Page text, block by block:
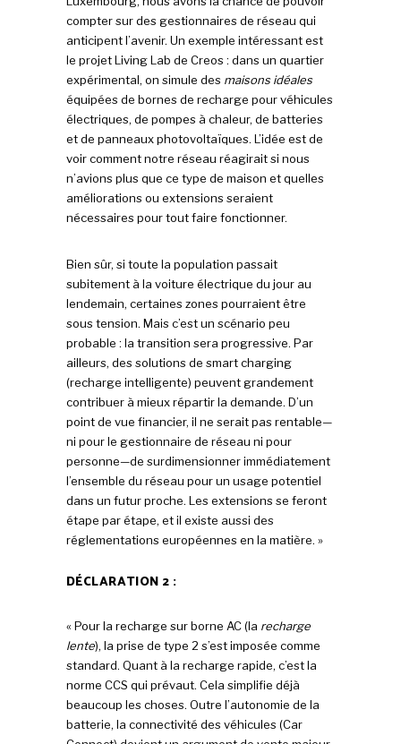
compter sur des gestionnaires de réseau qui
anticipent l’avenir. Un exemple intéressant est
le projet Living Lab de Creos : dans un quartier
expérimental, on simule des maisons idéales
équipées de bornes de recharge pour véhicules
électriques, de pompes à chaleur, de batteries
et de panneaux photovoltaïques. L’idée est de
voir comment notre réseau réagirait si nous
n’avions plus que ce type de maison et quelles
améliorations ou extensions seraient
nécessaires pour tout faire fonctionner.
Bien sûr, si toute la population passait
subitement à la voiture électrique du jour au
lendemain, certaines zones pourraient être
sous tension. Mais c’est un scénario peu
probable : la transition sera progressive. Par
ailleurs, des solutions de smart charging
(recharge intelligente) peuvent grandement
contribuer à mieux répartir la demande. D’un
point de vue financier, il ne serait pas rentable—
ni pour le gestionnaire de réseau ni pour
personne—de surdimensionner immédiatement
l’ensemble du réseau pour un usage potentiel
dans un futur proche. Les extensions se feront
étape par étape, et il existe aussi des
réglementations européennes en la matière. »
DÉCLARATION 2 :
« Pour la recharge sur borne AC (la recharge
lente), la prise de type 2 s’est imposée comme
standard. Quant à la recharge rapide, c’est la
norme CCS qui prévaut. Cela simplifie déjà
beaucoup les choses. Outre l’autonomie de la
batterie, la connectivité des véhicules (Car